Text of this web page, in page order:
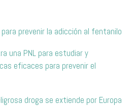
para prevenir la adicción al fentanilo
una PNL para estudiar y
eficaces para prevenir el
droga se extiende por Europa